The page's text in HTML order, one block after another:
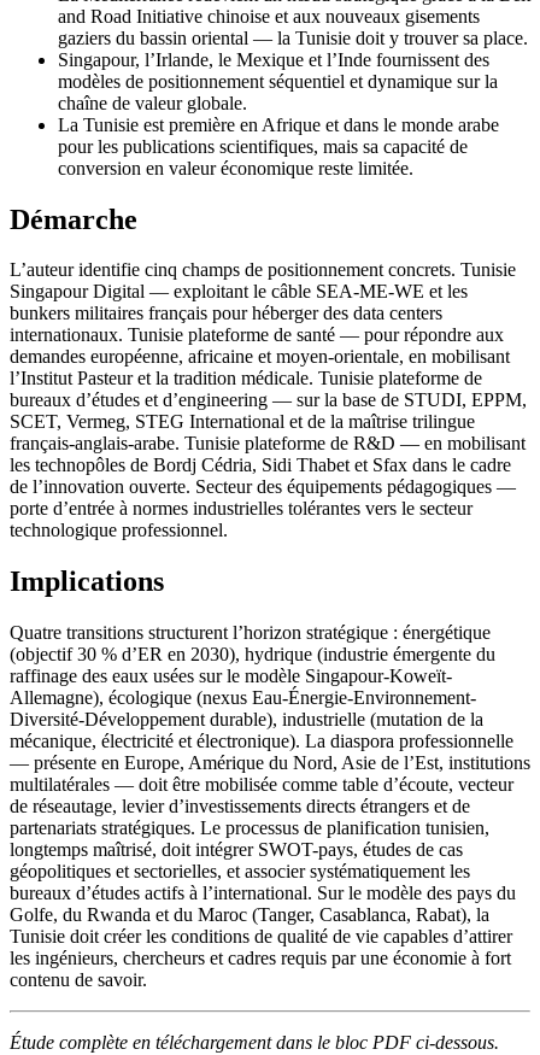
and Road Initiative chinoise et aux nouveaux gisements
gaziers du bassin oriental — la Tunisie doit y trouver sa place.
Singapour, l’Irlande, le Mexique et l’Inde fournissent des
modèles de positionnement séquentiel et dynamique sur la
chaîne de valeur globale.
La Tunisie est première en Afrique et dans le monde arabe
pour les publications scientifiques, mais sa capacité de
conversion en valeur économique reste limitée.
Démarche
L’auteur identifie cinq champs de positionnement concrets. Tunisie
Singapour Digital — exploitant le câble SEA-ME-WE et les
bunkers militaires français pour héberger des data centers
internationaux. Tunisie plateforme de santé — pour répondre aux
demandes européenne, africaine et moyen-orientale, en mobilisant
l’Institut Pasteur et la tradition médicale. Tunisie plateforme de
bureaux d’études et d’engineering — sur la base de STUDI, EPPM,
SCET, Vermeg, STEG International et de la maîtrise trilingue
français-anglais-arabe. Tunisie plateforme de R&D — en mobilisant
les technopôles de Bordj Cédria, Sidi Thabet et Sfax dans le cadre
de l’innovation ouverte. Secteur des équipements pédagogiques —
porte d’entrée à normes industrielles tolérantes vers le secteur
technologique professionnel.
Implications
Quatre transitions structurent l’horizon stratégique : énergétique
(objectif 30 % d’ER en 2030), hydrique (industrie émergente du
raffinage des eaux usées sur le modèle Singapour-Koweït-
Allemagne), écologique (nexus Eau-Énergie-Environnement-
Diversité-Développement durable), industrielle (mutation de la
mécanique, électricité et électronique). La diaspora professionnelle
— présente en Europe, Amérique du Nord, Asie de l’Est, institutions
multilatérales — doit être mobilisée comme table d’écoute, vecteur
de réseautage, levier d’investissements directs étrangers et de
partenariats stratégiques. Le processus de planification tunisien,
longtemps maîtrisé, doit intégrer SWOT-pays, études de cas
géopolitiques et sectorielles, et associer systématiquement les
bureaux d’études actifs à l’international. Sur le modèle des pays du
Golfe, du Rwanda et du Maroc (Tanger, Casablanca, Rabat), la
Tunisie doit créer les conditions de qualité de vie capables d’attirer
les ingénieurs, chercheurs et cadres requis par une économie à fort
contenu de savoir.
Étude complète en téléchargement dans le bloc PDF ci-dessous.